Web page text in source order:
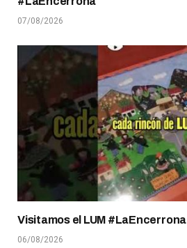
07/08/2026
Visitamos el LUM #LaEncerrona
06/08/2026